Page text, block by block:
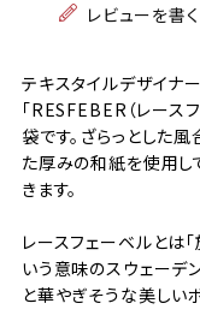
レビューを書く
テキスタイルデザイナ
「RESFEBER（レース
袋です。ざらっとした
た厚みの和紙を使用し
きます。
レースフェーベルとは
いう意味のスウェーデ
と華やぎそうな美しい